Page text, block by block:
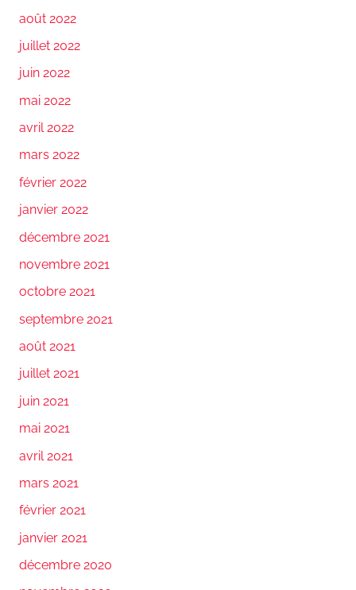
août 2022
juillet 2022
juin 2022
mai 2022
avril 2022
mars 2022
février 2022
janvier 2022
décembre 2021
novembre 2021
octobre 2021
septembre 2021
août 2021
juillet 2021
juin 2021
mai 2021
avril 2021
mars 2021
février 2021
janvier 2021
décembre 2020